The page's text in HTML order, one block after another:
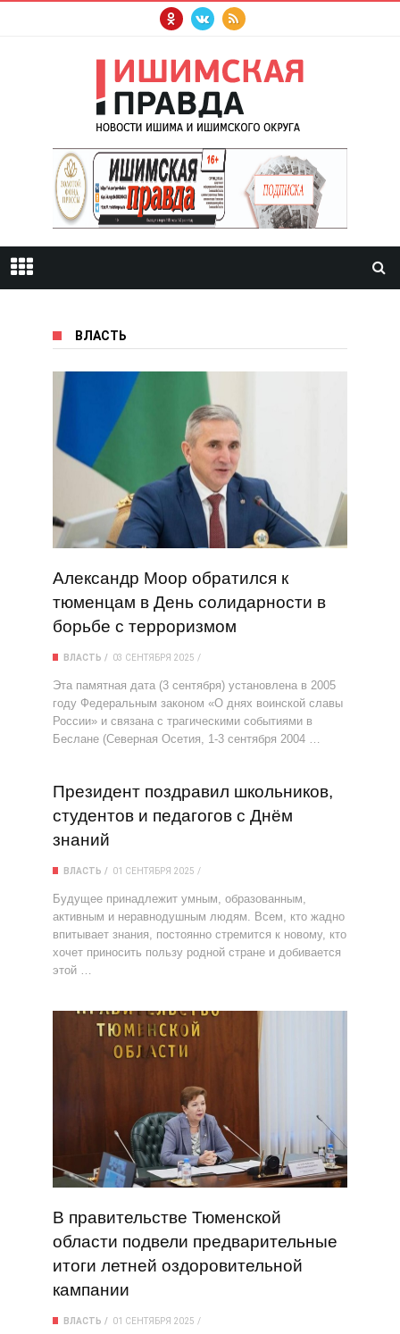
ВЛАСТЬ
Александр Моор обратился к
тюменцам в День солидарности в
борьбе с терроризмом
ВЛАСТЬ 03 СЕНТЯБРЯ 2025
Эта памятная дата (3 сентября) установлена в 2005
году Федеральным законом «О днях воинской славы
России» и связана с трагическими событиями в
Беслане (Северная Осетия, 1-3 сентября 2004 …
Президент поздравил школьников,
студентов и педагогов с Днём
знаний
ВЛАСТЬ 01 СЕНТЯБРЯ 2025
Будущее принадлежит умным, образованным,
активным и неравнодушным людям. Всем, кто жадно
впитывает знания, постоянно стремится к новому, кто
хочет приносить пользу родной стране и добивается
этой …
В правительстве Тюменской
области подвели предварительные
итоги летней оздоровительной
кампании
ВЛАСТЬ 01 СЕНТЯБРЯ 2025